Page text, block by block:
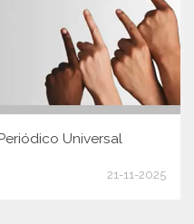
Universal
21-11-2025